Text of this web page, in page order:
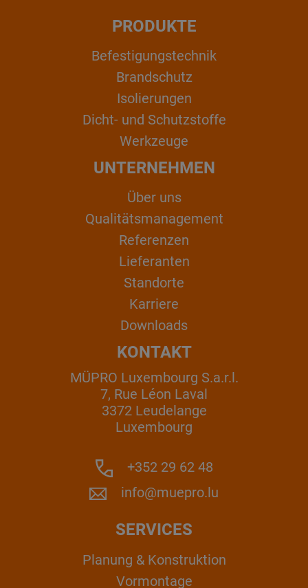
PRODUKTE
Befestigungstechnik
Brandschutz
Isolierungen
Dicht- und Schutzstoffe
Werkzeuge
UNTERNEHMEN
Über uns
Qualitätsmanagement
Referenzen
Lieferanten
Standorte
Karriere
Downloads
KONTAKT
MÜPRO Luxembourg S.a.r.l.
7, Rue Léon Laval
3372 Leudelange
Luxembourg
+352 29 62 48
info@muepro.lu
SERVICES
Planung & Konstruktion
Vormontage